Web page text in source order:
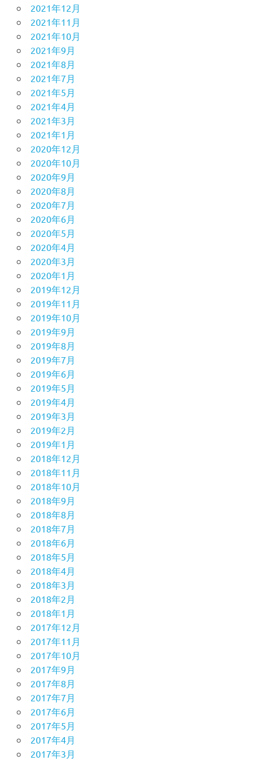
2021年12月
2021年11月
2021年10月
2021年9月
2021年8月
2021年7月
2021年5月
2021年4月
2021年3月
2021年1月
2020年12月
2020年10月
2020年9月
2020年8月
2020年7月
2020年6月
2020年5月
2020年4月
2020年3月
2020年1月
2019年12月
2019年11月
2019年10月
2019年9月
2019年8月
2019年7月
2019年6月
2019年5月
2019年4月
2019年3月
2019年2月
2019年1月
2018年12月
2018年11月
2018年10月
2018年9月
2018年8月
2018年7月
2018年6月
2018年5月
2018年4月
2018年3月
2018年2月
2018年1月
2017年12月
2017年11月
2017年10月
2017年9月
2017年8月
2017年7月
2017年6月
2017年5月
2017年4月
2017年3月